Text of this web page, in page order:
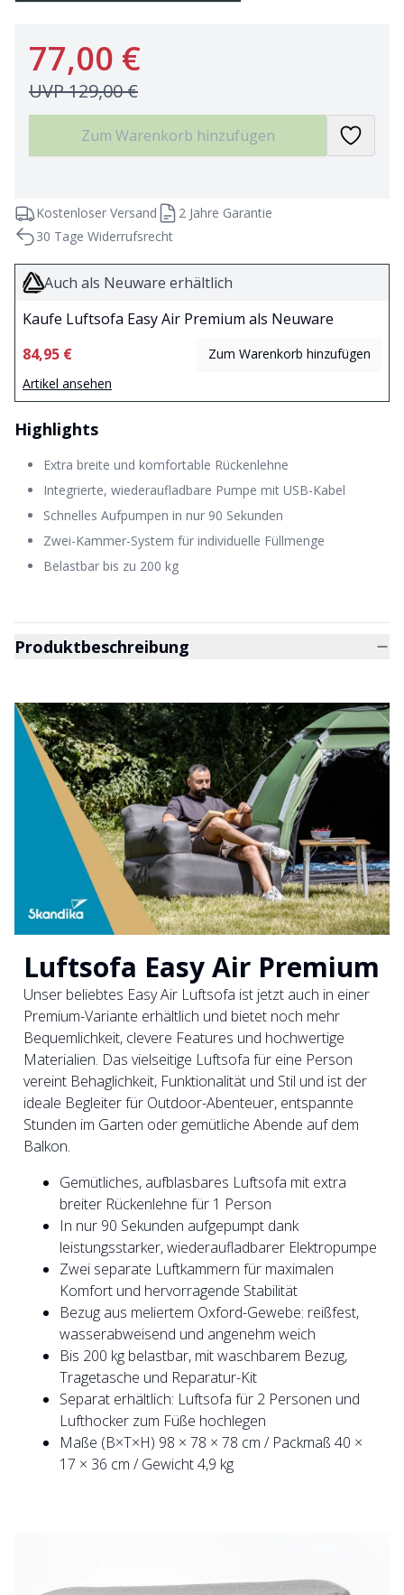
77,00 €
UVP129,00 €
Zum Warenkorb hinzufügen
Kostenloser Versand
2 Jahre Garantie
30 Tage Widerrufsrecht
Auch als Neuware erhältlich
Kaufe Luftsofa Easy Air Premium als Neuware
84,95 €
Zum Warenkorb hinzufügen
Artikel ansehen
Highlights
Extra breite und komfortable Rückenlehne
Integrierte, wiederaufladbare Pumpe mit USB-Kabel
Schnelles Aufpumpen in nur 90 Sekunden
Zwei-Kammer-System für individuelle Füllmenge
Belastbar bis zu 200 kg
Produktbeschreibung
Luftsofa Easy Air Premium
Unser beliebtes Easy Air Luftsofa ist jetzt auch in einer
Premium-Variante erhältlich und bietet noch mehr
Bequemlichkeit, clevere Features und hochwertige
Materialien. Das vielseitige Luftsofa für eine Person
vereint Behaglichkeit, Funktionalität und Stil und ist der
ideale Begleiter für Outdoor-Abenteuer, entspannte
Stunden im Garten oder gemütliche Abende auf dem
Balkon.
Gemütliches, aufblasbares Luftsofa mit extra
breiter Rückenlehne für 1 Person
In nur 90 Sekunden aufgepumpt dank
leistungsstarker, wiederaufladbarer Elektropumpe
Zwei separate Luftkammern für maximalen
Komfort und hervorragende Stabilität
Bezug aus meliertem Oxford-Gewebe: reißfest,
wasserabweisend und angenehm weich
Bis 200 kg belastbar, mit waschbarem Bezug,
Tragetasche und Reparatur-Kit
Separat erhältlich: Luftsofa für 2 Personen und
Lufthocker zum Füße hochlegen
Maße (B×T×H) 98 × 78 × 78 cm / Packmaß 40 ×
17 × 36 cm / Gewicht 4,9 kg